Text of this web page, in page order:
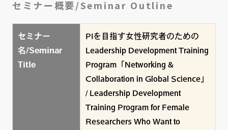
セミナー概要/Seminar Outline
セミナー
名/Seminar
Title
PIを目指す女性研究者のための
Leadership Development Training
Program「Networking &
Collaboration in Global Science」
/ Leadership Development
Training Program for Female
Researchers Who Want to